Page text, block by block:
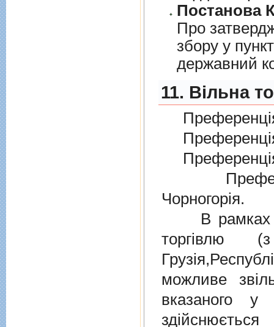
Постанова
Про
збору у
державний
11. Вільна
Чорногорія.
В рамках
торгiвлю
можливе
вказаного у